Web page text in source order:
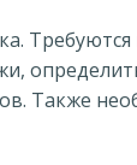
Требуются
Также